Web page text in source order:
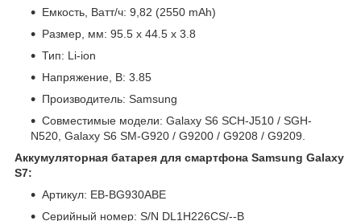
Емкость, Ватт/ч: 9,82 (2550 mAh)
Размер, мм: 95.5 x 44.5 x 3.8
Тип: Li-ion
Напряжение, В: 3.85
Производитель: Samsung
Совместимые модели: Galaxy S6 SCH-J510 / SGH-
N520, Galaxy S6 SM-G920 / G9200 / G9208 / G9209.
Аккумуляторная батарея для смартфона Samsung Galaxy
S7:
Артикул: EB-BG930ABE
Серийный номер: S/N DL1H226CS/--B